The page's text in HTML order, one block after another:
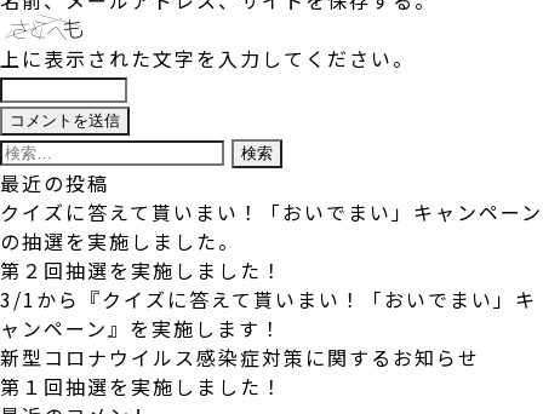
上に表示された文字を入力してください。
検
索:
最近の投稿
クイズに答えて貰いまい！「おいでまい」キャンペーン
の抽選を実施しました。
第２回抽選を実施しました！
3/1から『クイズに答えて貰いまい！「おいでまい」キ
ャンペーン』を実施します！
新型コロナウイルス感染症対策に関するお知らせ
第１回抽選を実施しました！